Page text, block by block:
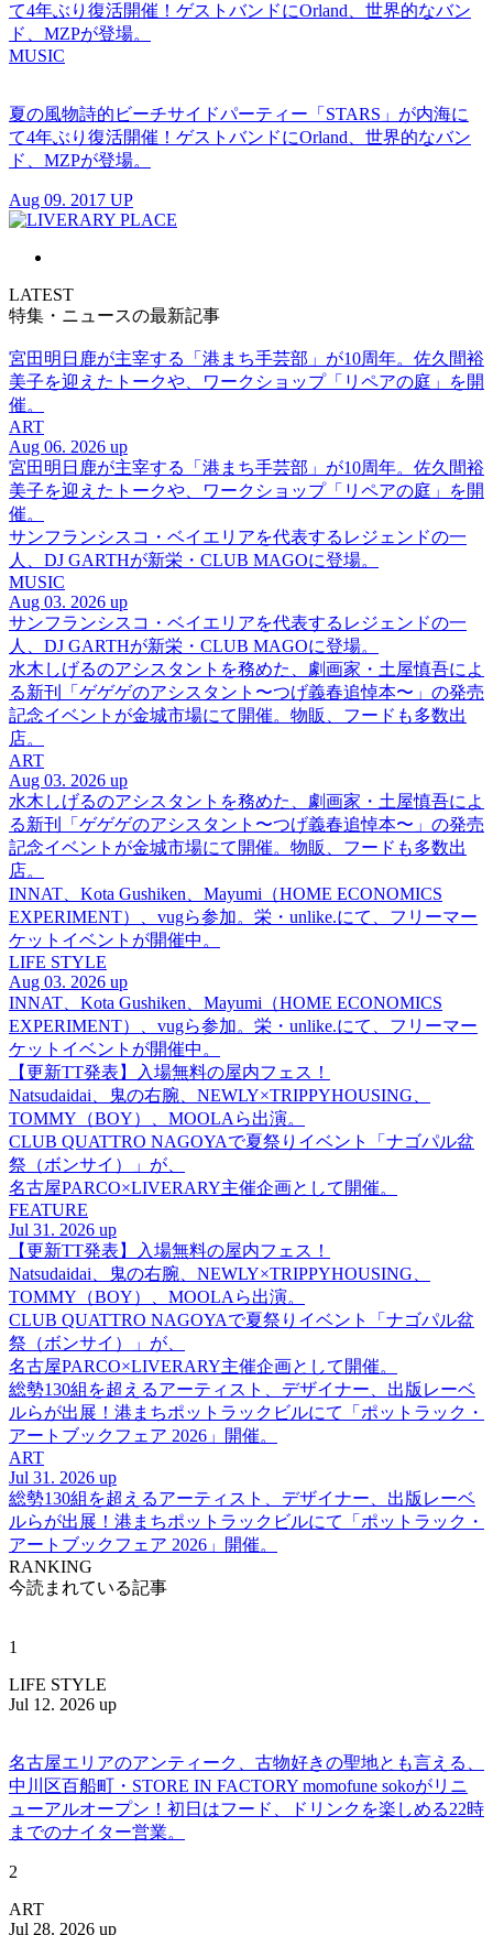
て4年ぶり復活開催！ゲストバンドにOrland、世界的なバン
ド、MZPが登場。
MUSIC
夏の風物詩的ビーチサイドパーティー「STARS」が内海に
て4年ぶり復活開催！ゲストバンドにOrland、世界的なバン
ド、MZPが登場。
Aug 09. 2017 UP
LATEST
特集・ニュースの最新記事
宮田明日鹿が主宰する「港まち手芸部」が10周年。佐久間裕
美子を迎えたトークや、ワークショップ「リペアの庭」を開
催。
ART
Aug 06. 2026 up
宮田明日鹿が主宰する「港まち手芸部」が10周年。佐久間裕
美子を迎えたトークや、ワークショップ「リペアの庭」を開
催。
サンフランシスコ・ベイエリアを代表するレジェンドの一
人、DJ GARTHが新栄・CLUB MAGOに登場。
MUSIC
Aug 03. 2026 up
サンフランシスコ・ベイエリアを代表するレジェンドの一
人、DJ GARTHが新栄・CLUB MAGOに登場。
水木しげるのアシスタントを務めた、劇画家・土屋慎吾によ
る新刊「ゲゲゲのアシスタント〜つげ義春追悼本〜」の発売
記念イベントが金城市場にて開催。物販、フードも多数出
店。
ART
Aug 03. 2026 up
水木しげるのアシスタントを務めた、劇画家・土屋慎吾によ
る新刊「ゲゲゲのアシスタント〜つげ義春追悼本〜」の発売
記念イベントが金城市場にて開催。物販、フードも多数出
店。
INNAT、Kota Gushiken、Mayumi（HOME ECONOMICS
EXPERIMENT）、vugら参加。栄・unlike.にて、フリーマー
ケットイベントが開催中。
LIFE STYLE
Aug 03. 2026 up
INNAT、Kota Gushiken、Mayumi（HOME ECONOMICS
EXPERIMENT）、vugら参加。栄・unlike.にて、フリーマー
ケットイベントが開催中。
【更新TT発表】入場無料の屋内フェス！
Natsudaidai、鬼の右腕、NEWLY×TRIPPYHOUSING、
TOMMY（BOY）、MOOLAら出演。
CLUB QUATTRO NAGOYAで夏祭りイベント「ナゴパル盆
祭（ボンサイ）」が、
名古屋PARCO×LIVERARY主催企画として開催。
FEATURE
Jul 31. 2026 up
【更新TT発表】入場無料の屋内フェス！
Natsudaidai、鬼の右腕、NEWLY×TRIPPYHOUSING、
TOMMY（BOY）、MOOLAら出演。
CLUB QUATTRO NAGOYAで夏祭りイベント「ナゴパル盆
祭（ボンサイ）」が、
名古屋PARCO×LIVERARY主催企画として開催。
総勢130組を超えるアーティスト、デザイナー、出版レーベ
ルらが出展！港まちポットラックビルにて「ポットラック・
アートブックフェア 2026」開催。
ART
Jul 31. 2026 up
総勢130組を超えるアーティスト、デザイナー、出版レーベ
ルらが出展！港まちポットラックビルにて「ポットラック・
アートブックフェア 2026」開催。
RANKING
今読まれている記事
1
LIFE STYLE
Jul 12. 2026 up
名古屋エリアのアンティーク、古物好きの聖地とも言える、
中川区百船町・STORE IN FACTORY momofune sokoがリニ
ューアルオープン！初日はフード、ドリンクを楽しめる22時
までのナイター営業。
2
ART
Jul 28. 2026 up